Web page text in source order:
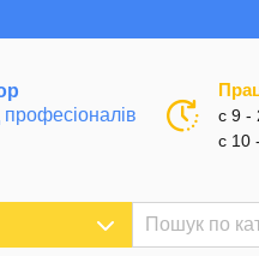
професіоналів
с 9 -
с 10